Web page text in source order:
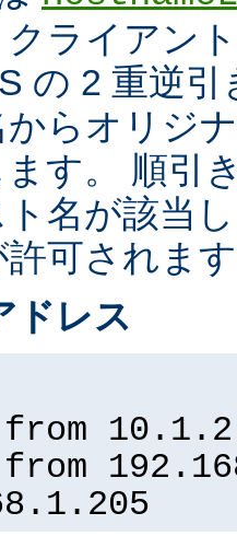
ライアン
の 2 重逆
らオリジ
す。 順引
ト名が該当
可されま
ドレス